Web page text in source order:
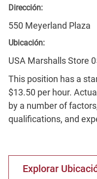
Dirección:
550 Meyerland Plaza
Ubicación:
USA Marshalls Store
This position has a
$13.50 per hour.
by a number of
qualifications, and
Explorar